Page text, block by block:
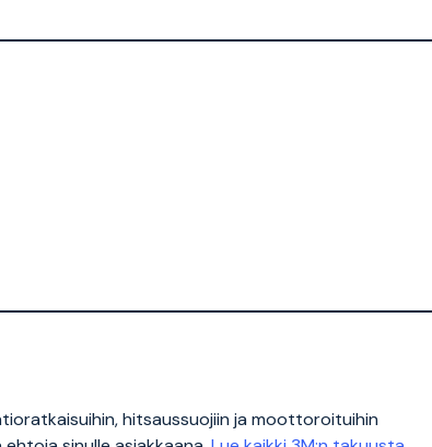
hitsaussuojiin ja moottoroituihin